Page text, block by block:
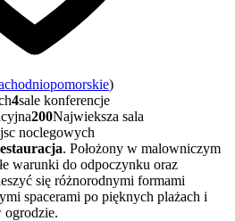
)
4sale konferencje
200Najwieksza sala
noclegowych
. Położony w malowniczym
warunki do odpoczynku oraz
się różnorodnymi formami
spacerami po pięknych plażach i
ogrodzie.